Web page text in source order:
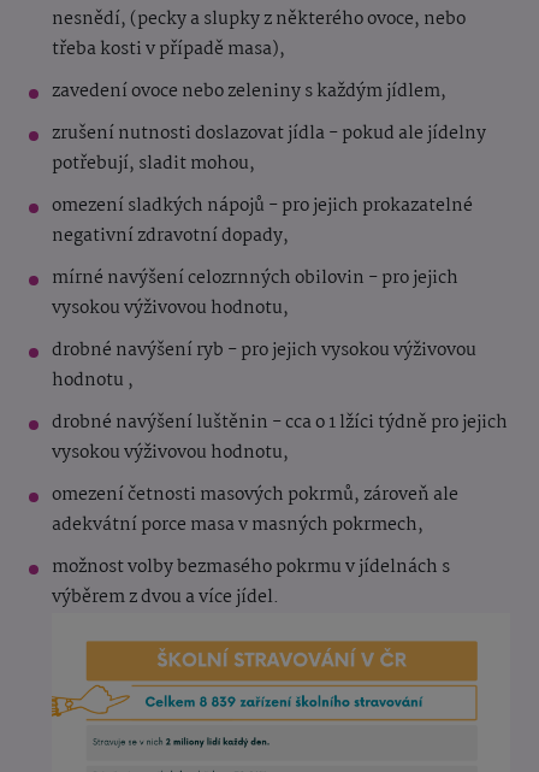
nesnědí, (pecky a slupky z některého ovoce, nebo
třeba kosti v případě masa),
zavedení ovoce nebo zeleniny s každým jídlem,
zrušení nutnosti doslazovat jídla - pokud ale jídelny
potřebují, sladit mohou,
omezení sladkých nápojů - pro jejich prokazatelné
negativní zdravotní dopady,
mírné navýšení celozrnných obilovin - pro jejich
vysokou výživovou hodnotu,
drobné navýšení ryb - pro jejich vysokou výživovou
hodnotu ,
drobné navýšení luštěnin - cca o 1 lžíci týdně pro jejich
vysokou výživovou hodnotu,
omezení četnosti masových pokrmů, zároveň ale
adekvátní porce masa v masných pokrmech,
možnost volby bezmasého pokrmu v jídelnách s
výběrem z dvou a více jídel.